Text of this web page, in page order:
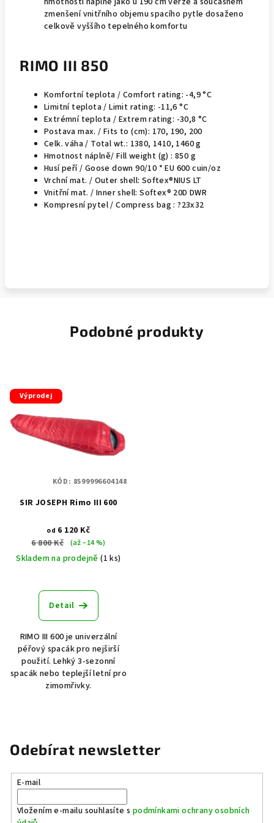
zmenšení vnitřního objemu spacího pytle dosaženo
celkově vyššího tepelného komfortu
RIMO III 850
Komfortní teplota / Comfort rating: -4,9 °C
Limitní teplota / Limit rating: -11,6 °C
Extrémní teplota / Extrem rating: -30,8 °C
Postava max. / Fits to (cm): 170, 190, 200
Celk. váha / Total wt.: 1380, 1410, 1460 g
Hmotnost náplně/ Fill weight (g) : 850 g
Husí peří / Goose down 90/10 * EU 600 cuin/oz
Vrchní mat. / Outer shell: Softex®NIUS LT
Vnitřní mat. / Inner shell: Softex® 20D DWR
Kompresní pytel / Compress bag : ?23x32
Podobné produkty
Výprodej
SIR JOSEPH Rimo III 600
od 6 120 Kč
6 800 Kč
(až –14 %)
Skladem na prodejně(1 ks)
Detail
RIMO III 600 je univerzální
péřový spacák pro nejširší
použití. Lehký 3-sezonní
spacák nebo teplejší letní pro
zimomřivky.
KÓD: 8599996604148
Odebírat newsletter
E-mail
Vložením e-mailu souhlasíte s podmínkami ochrany osobních